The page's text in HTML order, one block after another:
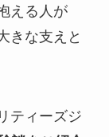
える人が
きな支えと
ティーズジ